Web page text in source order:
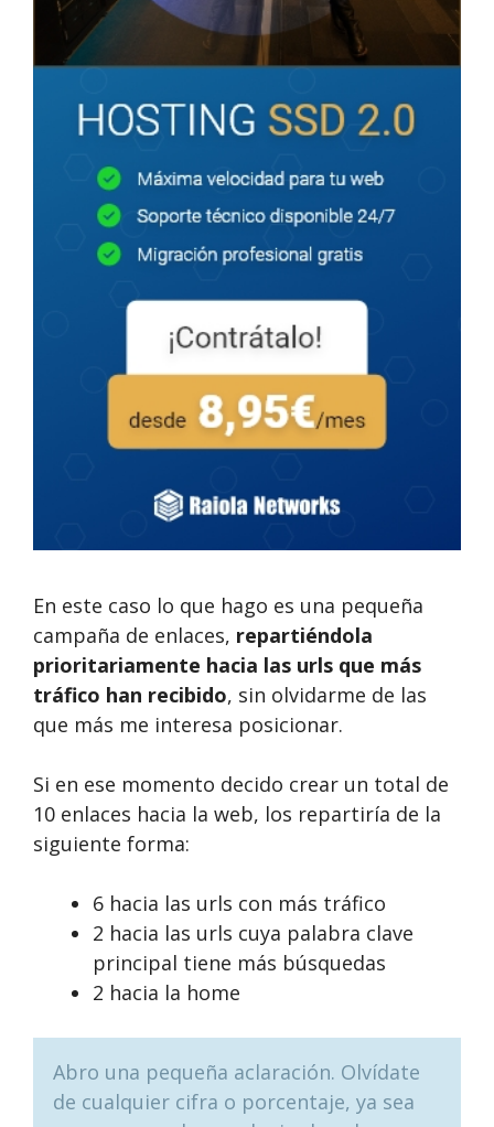
En este caso lo que hago es una pequeña
campaña de enlaces, repartiéndola
prioritariamente hacia las urls que más
tráfico han recibido, sin olvidarme de las
que más me interesa posicionar.
Si en ese momento decido crear un total de
10 enlaces hacia la web, los repartiría de la
siguiente forma:
6 hacia las urls con más tráfico
2 hacia las urls cuya palabra clave
principal tiene más búsquedas
2 hacia la home
Abro una pequeña aclaración. Olvídate
de cualquier cifra o porcentaje, ya sea